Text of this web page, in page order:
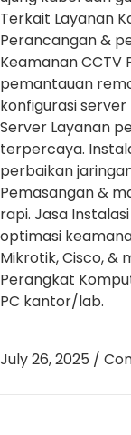
Terkait Layanan
Perancangan &
Keamanan CCTV
pemantauan
konfigurasi
Server Layanan
terpercaya.
perbaikan
Pemasangan &
rapi. Jasa
optimasi
Mikrotik, Cisco, &
Perangkat
PC kantor/lab.
July 26, 2025 /